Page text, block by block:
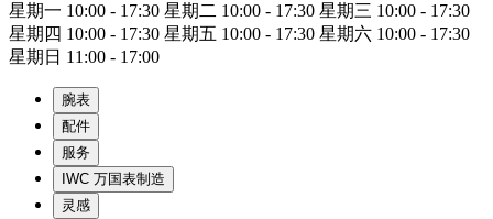
星期一 10:00 - 17:30 星期二 10:00 - 17:30 星期三 10:00 - 17:30
星期四 10:00 - 17:30 星期五 10:00 - 17:30 星期六 10:00 - 17:30
星期日 11:00 - 17:00
腕表
配件
服务
IWC 万国表制造
灵感